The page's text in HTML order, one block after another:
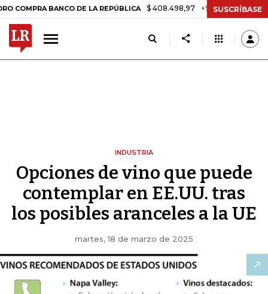
BANCO DE LA REPÚBLICA $ 408.498,97 +$ 8.753,81 +2,19%
SUSCRÍBASE
INDUSTRIA
Opciones de vino que puede
contemplar en EE.UU. tras
los posibles aranceles a la UE
martes, 18 de marzo de 2025